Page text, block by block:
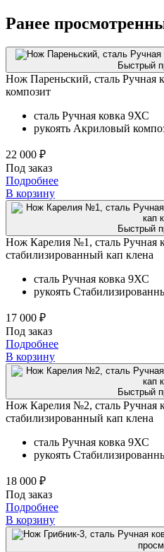
Ранее
Быстрый
Нож Пареньский, сталь Ручная
композит
сталь Ручная ковка 9ХС
рукоять Акриловый
22 000 ₽
Под заказ
Подробнее
В корзину
Быстрый
Нож Карелия №1, сталь Ручная
стабилизированный кап клена
сталь Ручная ковка 9ХС
рукоять
17 000 ₽
Под заказ
Подробнее
В корзину
Быстрый
Нож Карелия №2, сталь Ручная
стабилизированный кап клена
сталь Ручная ковка 9ХС
рукоять
18 000 ₽
Под заказ
Подробнее
В корзину